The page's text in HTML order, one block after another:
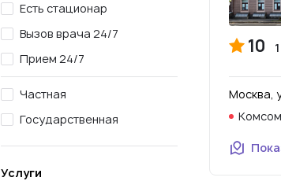
Есть стационар
Вызов врача 24/7
Прием 24/7
Частная
Государственная
Услуги
10
Москва,